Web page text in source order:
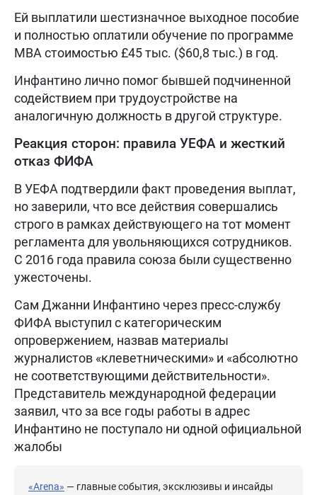
Ей выплатили шестизначное выходное пособие
и полностью оплатили обучение по программе
MBA стоимостью £45 тыс. ($60,8 тыс.) в год.
Инфантино лично помог бывшей подчиненной
содействием при трудоустройстве на
аналогичную должность в другой структуре.
Реакция сторон: правила УЕФА и жесткий
отказ ФИФА
В УЕФА подтвердили факт проведения выплат,
но заверили, что все действия совершались
строго в рамках действующего на тот момент
регламента для увольняющихся сотрудников.
С 2016 года правила союза были существенно
ужесточены.
Сам Джанни Инфантино через пресс-службу
ФИФА выступил с категорическим
опровержением, назвав материалы
журналистов «клеветническими» и «абсолютно
не соответствующими действительности».
Представитель международной федерации
заявил, что за все годы работы в адрес
Инфантино не поступало ни одной официальной
жалобы
«Arena» — главные события, эксклюзивы и инсайды